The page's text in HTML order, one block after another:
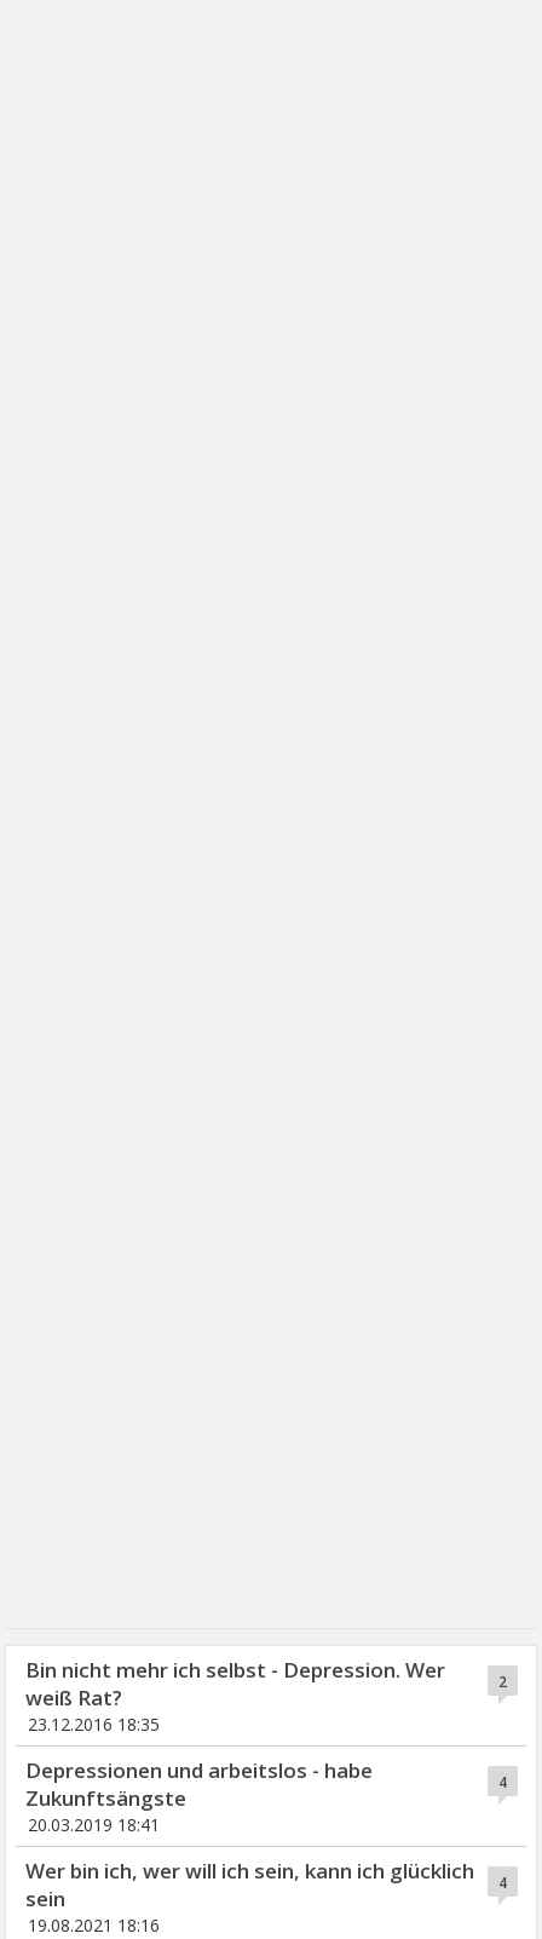
2
Bin nicht mehr ich selbst - Depression. Wer
weiß Rat?
23.12.2016 18:35
4
Depressionen und arbeitslos - habe
Zukunftsängste
20.03.2019 18:41
4
Wer bin ich, wer will ich sein, kann ich glücklich
sein
19.08.2021 18:16